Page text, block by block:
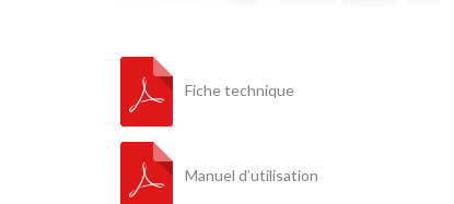
Fiche technique
Manuel d’utilisation